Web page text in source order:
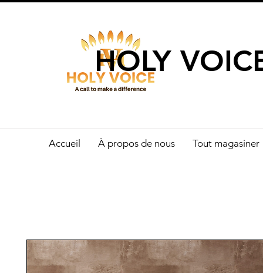
HOLY
Accueil À propos de nous Tout magasiner